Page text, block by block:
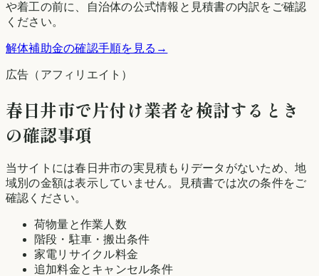
や着工の前に、自治体の公式情報と見積書の内訳をご確認
ください。
解体補助金の確認手順を見る →
広告（アフィリエイト）
春日井市で片付け業者を検討するとき
の確認事項
当サイトには春日井市の実見積もりデータがないため、地
域別の金額は表示していません。見積書では次の条件をご
確認ください。
荷物量と作業人数
階段・駐車・搬出条件
家電リサイクル料金
追加料金とキャンセル条件